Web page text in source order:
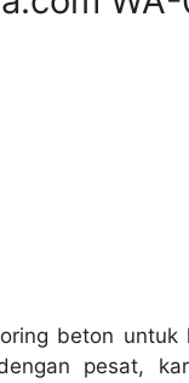
beton untuk
pesat,